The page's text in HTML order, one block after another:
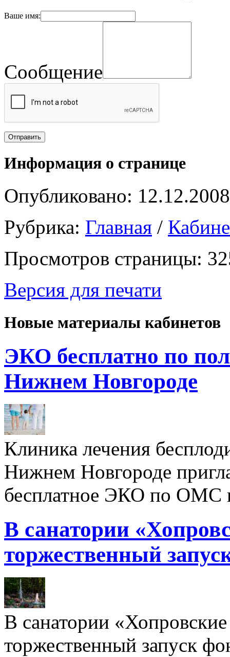
Ваше имя:
Сообщение
Информация о странице
Опубликовано: 12.12.2008
Рубрика: Главная /
Просмотров страницы:
Версия для печати
Новые материалы кабинетов
ЭКО бесплатно по
Нижнем Новгороде
Клиника лечения
Нижнем Новгороде
бесплатное ЭКО по ОМС
В санатории
торжественный
В санатории «Хопровские
торжественный запуск